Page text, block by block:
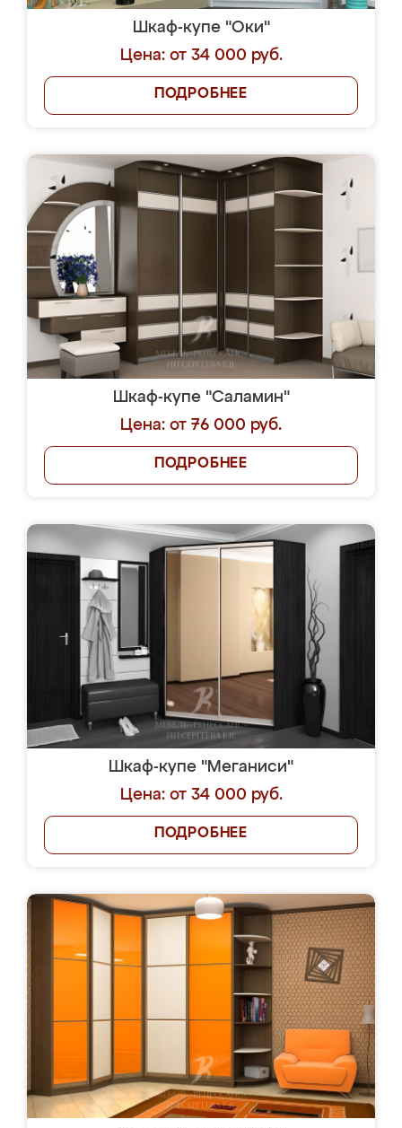
Шкаф-купе "Оки"
Цена: от 34 000 руб.
ПОДРОБНЕЕ
Шкаф-купе "Саламин"
Цена: от 76 000 руб.
ПОДРОБНЕЕ
Шкаф-купе "Меганиси"
Цена: от 34 000 руб.
ПОДРОБНЕЕ